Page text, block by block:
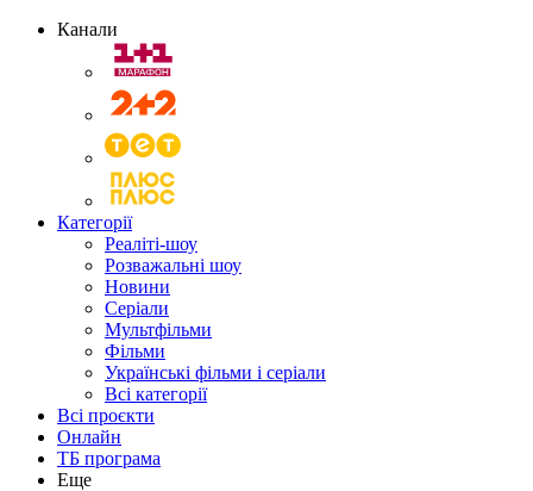
Канали
Категорії
Реаліті-шоу
Розважальні шоу
Новини
Серіали
Мультфільми
Фільми
Українські фільми і серіали
Всі категорії
Всі проєкти
Онлайн
ТБ програма
Еще